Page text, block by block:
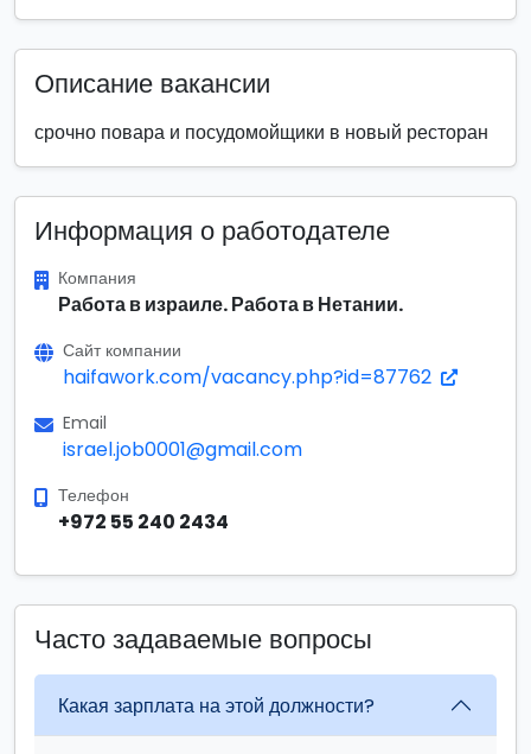
Описание вакансии
срочно повара и посудомойщики в новый ресторан
Информация о работодателе
Компания
Работа в израиле. Работа в Нетании.
Сайт компании
haifawork.com/vacancy.php?id=87762
Email
israel.job0001@gmail.com
Телефон
+972 55 240 2434
Часто задаваемые вопросы
Какая зарплата на этой должности?